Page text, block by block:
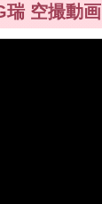
瑞 空撮動画